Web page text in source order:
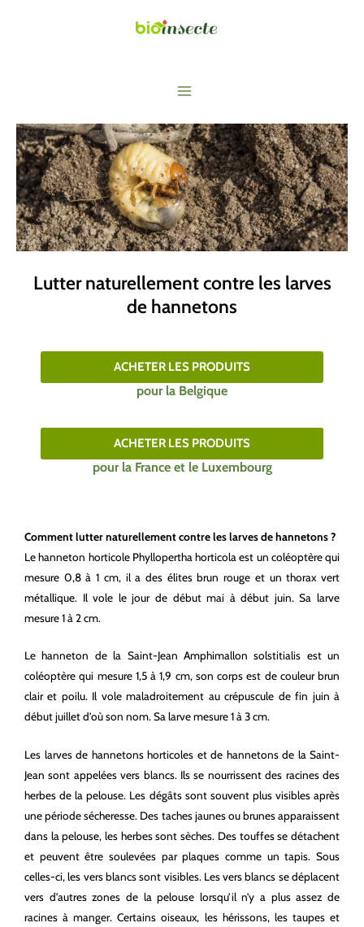
Menu
Lutter naturellement contre les larves
de hannetons
ACHETER LES PRODUITS
pour la Belgique
ACHETER LES PRODUITS
pour la France et le Luxembourg
Comment lutter naturellement contre les larves de hannetons ?
Le hanneton horticole Phyllopertha horticola est un coléoptère qui
mesure 0,8 à 1 cm, il a des élites brun rouge et un thorax vert
métallique. Il vole le jour de début mai à début juin. Sa larve
mesure 1 à 2 cm.
Le hanneton de la Saint-Jean Amphimallon solstitialis est un
coléoptère qui mesure 1,5 à 1,9 cm, son corps est de couleur brun
clair et poilu. Il vole maladroitement au crépuscule de fin juin à
début juillet d’où son nom. Sa larve mesure 1 à 3 cm.
Les larves de hannetons horticoles et de hannetons de la Saint-
Jean sont appelées vers blancs. Ils se nourrissent des racines des
herbes de la pelouse. Les dégâts sont souvent plus visibles après
une période sécheresse. Des taches jaunes ou brunes apparaissent
dans la pelouse, les herbes sont sèches. Des touffes se détachent
et peuvent être soulevées par plaques comme un tapis. Sous
celles-ci, les vers blancs sont visibles. Les vers blancs se déplacent
vers d’autres zones de la pelouse lorsqu’il n’y a plus assez de
racines à manger. Certains oiseaux, les hérissons, les taupes et